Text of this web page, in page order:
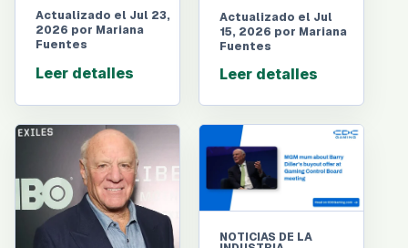
Actualizado el Jul 23,
2026 por Mariana
Fuentes
Leer detalles
Actualizado el Jul
15, 2026 por Mariana
Fuentes
Leer detalles
NOTICIAS DE LA